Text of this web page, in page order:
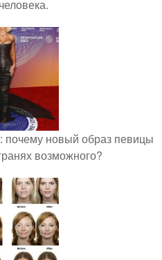
новый образ певицы
возможного?